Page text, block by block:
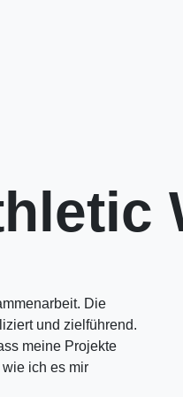
Die
und zielführend.
meine Projekte
ich es mir